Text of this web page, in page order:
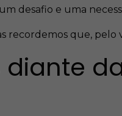
desafio e uma
recordemos que,
diante